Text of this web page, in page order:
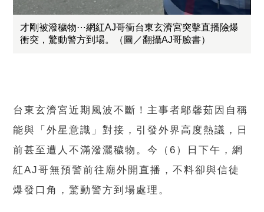
才剛被潑穢物⋯網紅AJ哥衝台東玄濟宮突擊直播險爆
衝突，驚動警方到場。（圖／翻攝AJ哥臉書）
台東玄濟宮近期風波不斷！主事者鄔馨茹因自稱
能與「外星意識」對接，引發外界高度熱議，日
前甚至遭人不滿潑灑穢物。今（6）日下午，網
紅AJ哥無預警前往廟外開直播，不料卻與信徒
爆發口角，驚動警方到場處理。